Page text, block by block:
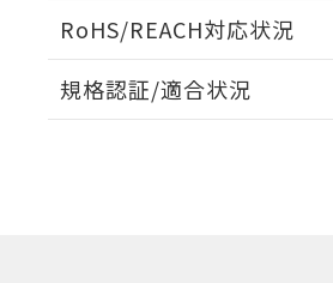
RoHS/REACH対応状況
EU RoHS 注意事項・凡例
規格認証/適合状況